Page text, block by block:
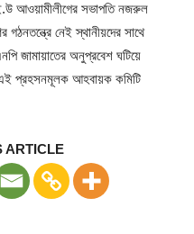
আওয়ামীলীগের সভাপতি নজরুল
নেই স্থানীয়দের সাথে
জামায়াতের অনুপ্রবেশ ঘটিয়ে
প্রহসনমূলক আহবায়ক কমিটি
ARTICLE